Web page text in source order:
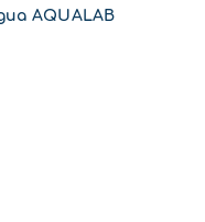
AQUALAB